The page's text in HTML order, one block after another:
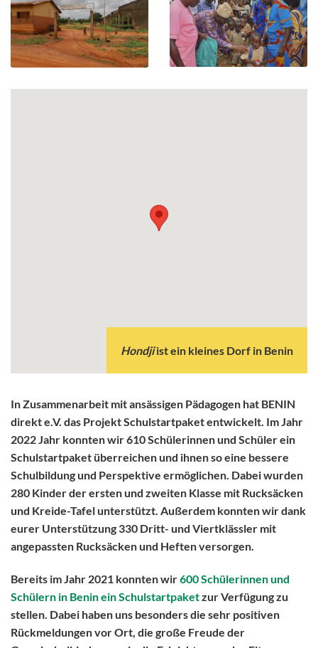
Hondjiist ein kleines Dorf in Benin
In Zusammenarbeit mit ansässigen Pädagogen hat BENIN
direkt e.V. das ProjektSchulstartpaketentwickelt. Im Jahr
2022 Jahr konnten wir610 Schülerinnen und Schülerein
Schulstartpaket überreichen und ihnen so eine bessere
Schulbildung und Perspektive ermöglichen. Dabei wurden
280 Kinder der ersten und zweiten Klasse mit Rucksäcken
und Kreide-Tafel unterstützt. Außerdem konnten wir dank
eurer Unterstützung 330 Dritt- und Viertklässler mit
angepassten Rucksäcken und Heften versorgen.
Bereits im Jahr 2021 konnten wir600 Schülerinnen und
Schülern in Benin einSchulstartpaketzur Verfügung zu
stellen. Dabei haben uns besonders die sehr positiven
Rückmeldungen vor Ort, die große Freude der